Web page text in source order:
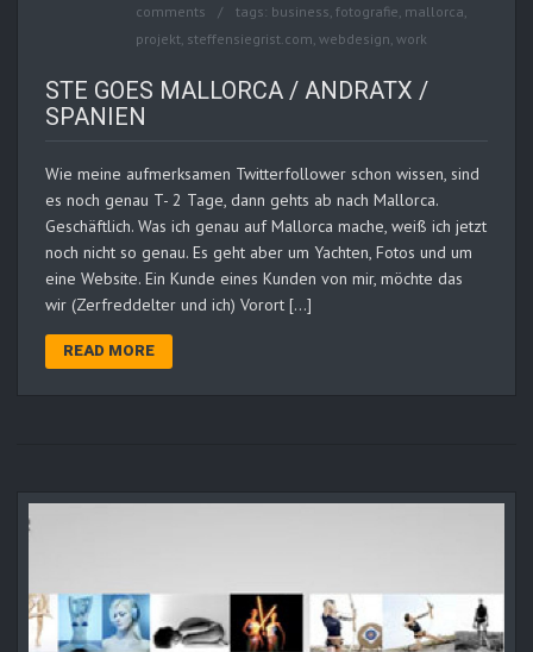
comments
tags: business fotografie mallorca
projekt steffensiegrist.com webdesign work
STE GOES MALLORCA / ANDRATX /
SPANIEN
Wie meine aufmerksamen Twitterfollower schon wissen, sind
es noch genau T- 2 Tage, dann gehts ab nach Mallorca.
Geschäftlich. Was ich genau auf Mallorca mache, weiß ich jetzt
noch nicht so genau. Es geht aber um Yachten, Fotos und um
eine Website. Ein Kunde eines Kunden von mir, möchte das
wir (Zerfreddelter und ich) Vorort […]
READ MORE